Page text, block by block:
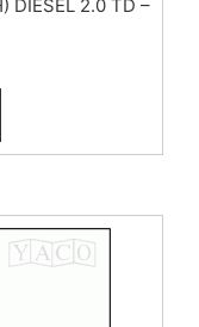
DIESEL 2.0 TD –